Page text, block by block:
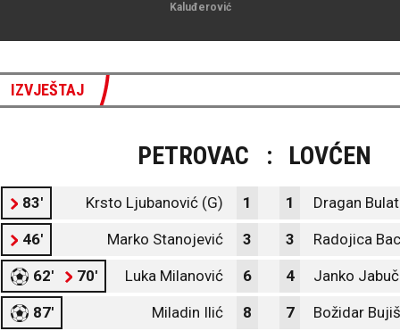
Kaluđerović
IZVJEŠTAJ
PETROVAC : LOVĆEN
83' Krsto Ljubanović (G) 1 1 Dragan
46' Marko Stanojević 3 3 Radojica
62' 70' Luka Milanović 6 4 Janko
87' Miladin Ilić 8 7 Božidar